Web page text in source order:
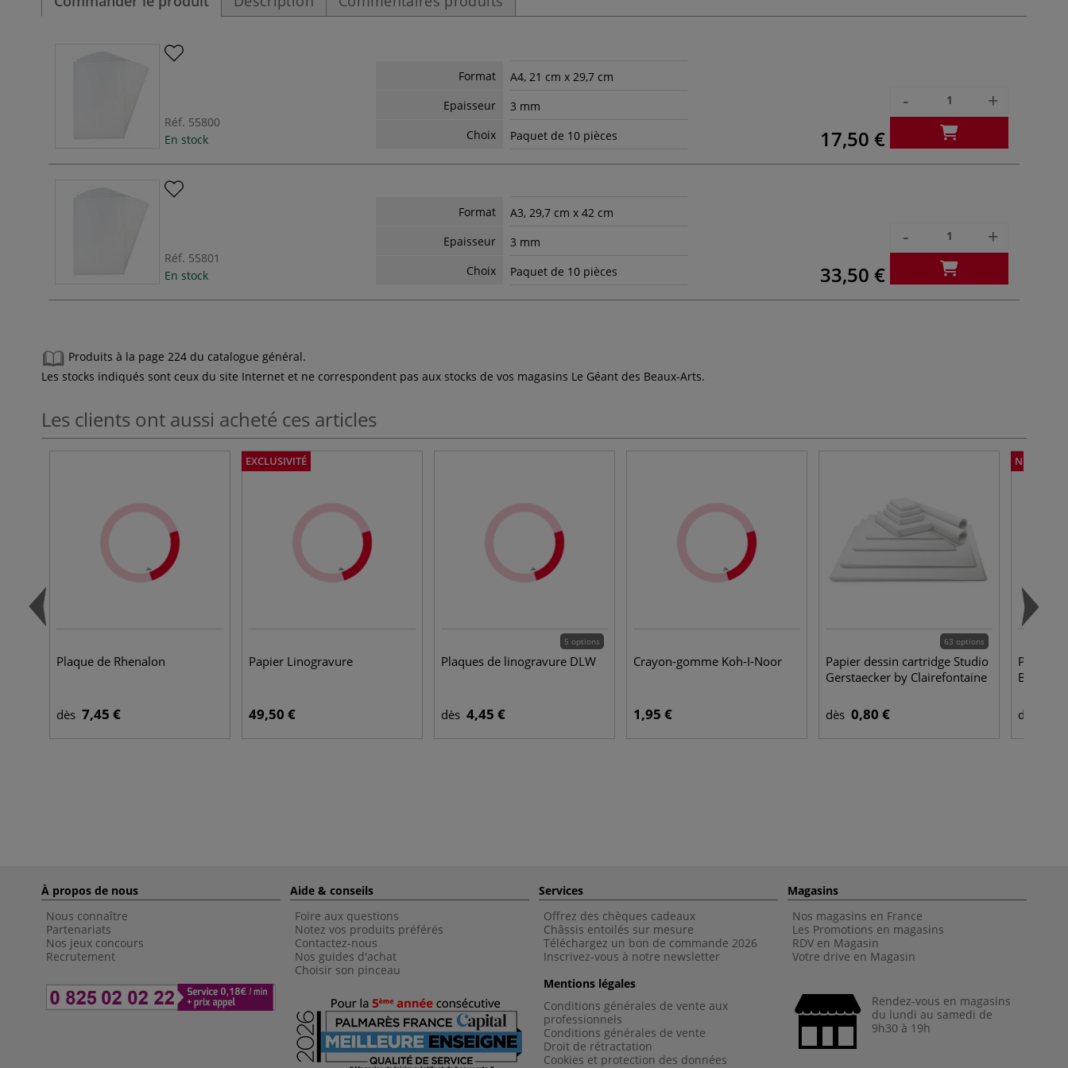
Réf. 55800
En stock
Format
A4, 21 cm x 29,7 cm
Epaisseur
3 mm
Choix
Paquet de 10 pièces 17,50 €
- +
Réf. 55801
En stock
Format
A3, 29,7 cm x 42 cm
Epaisseur
3 mm
Choix
Paquet de 10 pièces 33,50 €
- +
Produits à la page 224 du catalogue général.
Les stocks indiqués sont ceux du site Internet et ne correspondent pas aux stocks de vos magasins Le Géant des Beaux-Arts.
Les clients ont aussi acheté ces articles
Plaque de Rhenalon
dès 7,45 €
EXCLUSIVITÉ
Papier Linogravure
49,50 €
5 options
Plaques de linogravure DLW
dès 4,45 €
Crayon-gomme Koh-I-Noor
1,95 €
63 options
Papier dessin cartridge Studio
Gerstaecker by Clairefontaine
dès 0,80 €
NOUVEAU
Basics
dès
À propos de nous
Nous connaître
Partenariats
Nos jeux concours
Recrutement
Aide & conseils
Foire aux questions
Notez vos produits préférés
Contactez-nous
Nos guides d'achat
Choisir son pinceau
Services
Offrez des chèques cadeaux
Châssis entoilés sur mesure
Téléchargez un bon de commande 2026
Inscrivez-vous à notre newsletter
Mentions légales
Conditions générales de vente aux
professionnels
Conditions générales de vente
Droit de rétractation
Cookies et protection des données
Magasins
Nos magasins en France
Les Promotions en magasins
RDV en Magasin
Votre drive en Magasin
Rendez-vous en magasins
du lundi au samedi de
9h30 à 19h